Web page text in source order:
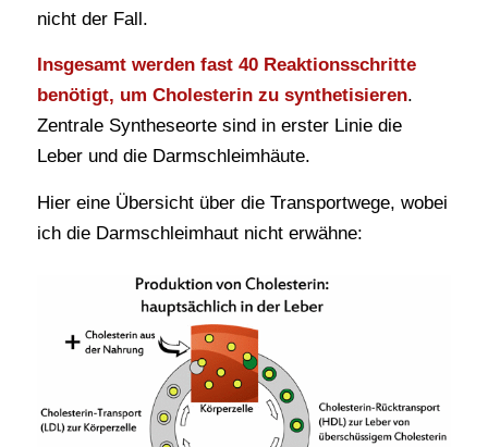
nicht der Fall.
Insgesamt werden fast 40 Reaktionsschritte
benötigt, um Cholesterin zu synthetisieren.
Zentrale Syntheseorte sind in erster Linie die
Leber und die Darmschleimhäute.
Hier eine Übersicht über die Transportwege, wobei
ich die Darmschleimhaut nicht erwähne: